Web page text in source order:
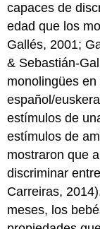
capaces de
edad que los
Gallés, 2001;
& Sebastián-
monolingües
español/
estímulos de
estímulos de
mostraron que
discriminar
Carreiras,
meses, los